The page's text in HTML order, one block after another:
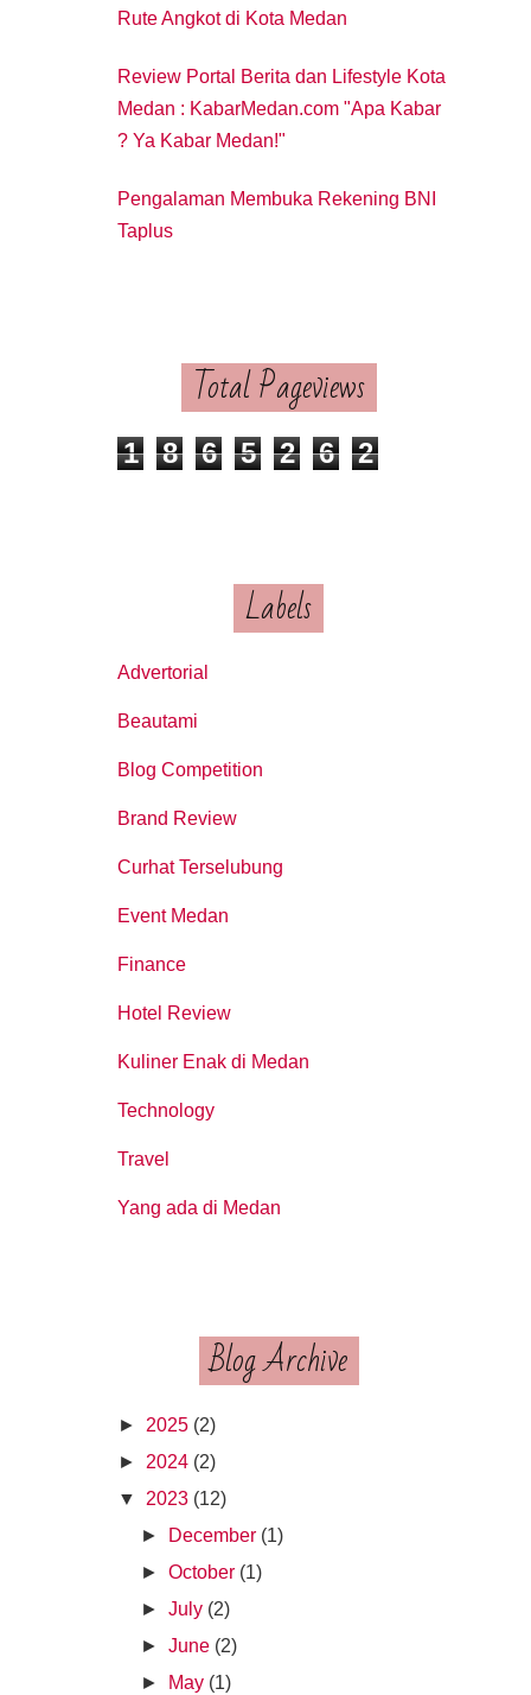
Rute Angkot di Kota Medan
Review Portal Berita dan Lifestyle Kota
Medan : KabarMedan.com "Apa Kabar
? Ya Kabar Medan!"
Pengalaman Membuka Rekening BNI
Taplus
Total Pageviews
1 8 6 5 2 6 2
Labels
Advertorial
Beautami
Blog Competition
Brand Review
Curhat Terselubung
Event Medan
Finance
Hotel Review
Kuliner Enak di Medan
Technology
Travel
Yang ada di Medan
Blog Archive
► 2025 (2)
► 2024 (2)
▼
2023 (12)
►
December (1)
►October (1)
►July (2)
►June (2)
►
May (1)